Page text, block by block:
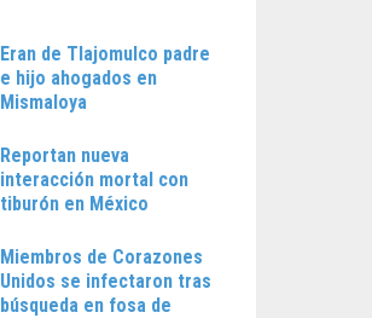
Eran de Tlajomulco padre
e hijo ahogados en
Mismaloya
Reportan nueva
interacción mortal con
tiburón en México
Miembros de Corazones
Unidos se infectaron tras
búsqueda en fosa de